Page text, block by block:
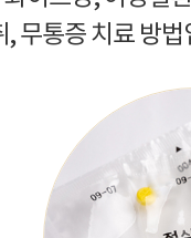
무통증 치료 방법